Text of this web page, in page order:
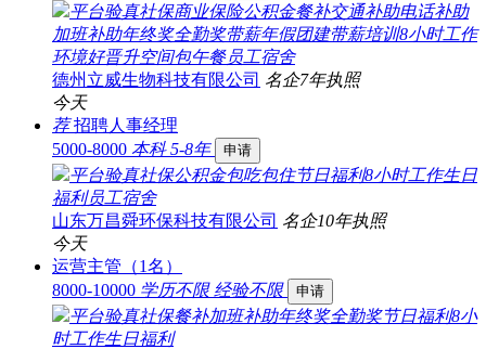
平台验真社保商业保险公积金餐补交通补助电话补助
加班补助年终奖全勤奖带薪年假团建带薪培训8小时工作
环境好晋升空间包午餐员工宿舍
德州立威生物科技有限公司 名企7年执照
今天
荐 招聘人事经理
5000-8000 本科 5-8年 申请
平台验真社保公积金包吃包住节日福利8小时工作生日
福利员工宿舍
山东万昌舜环保科技有限公司 名企10年执照
今天
运营主管（1名）
8000-10000 学历不限 经验不限 申请
平台验真社保餐补加班补助年终奖全勤奖节日福利8小
时工作生日福利